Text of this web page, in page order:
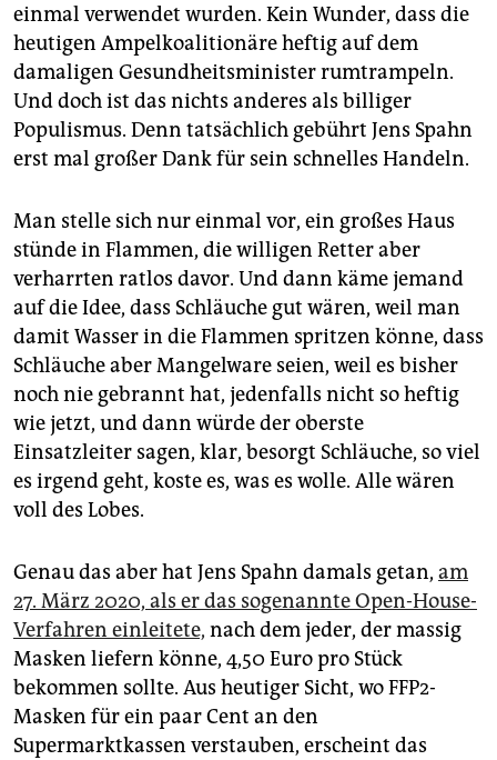
einmal verwendet wurden. Kein Wunder, dass die
heutigen Ampelkoalitionäre heftig auf dem
damaligen Gesundheitsminister rumtrampeln.
Und doch ist das nichts anderes als billiger
Populismus. Denn tatsächlich gebührt Jens Spahn
erst mal großer Dank für sein schnelles Handeln.
Man stelle sich nur einmal vor, ein großes Haus
stünde in Flammen, die willigen Retter aber
verharrten ratlos davor. Und dann käme jemand
auf die Idee, dass Schläuche gut wären, weil man
damit Wasser in die Flammen spritzen könne, dass
Schläuche aber Mangelware seien, weil es bisher
noch nie gebrannt hat, jedenfalls nicht so heftig
wie jetzt, und dann würde der oberste
Einsatzleiter sagen, klar, besorgt Schläuche, so viel
es irgend geht, koste es, was es wolle. Alle wären
voll des Lobes.
Genau das aber hat Jens Spahn damals getan, am
27. März 2020, als er das sogenannte Open-House-
Verfahren einleitete, nach dem jeder, der massig
Masken liefern könne, 4,50 Euro pro Stück
bekommen sollte. Aus heutiger Sicht, wo FFP2-
Masken für ein paar Cent an den
Supermarktkassen verstauben, erscheint das